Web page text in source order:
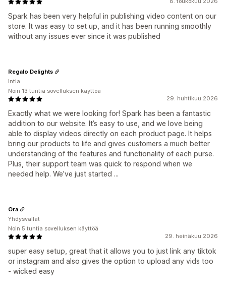
Spark has been very helpful in publishing video content on our
store. It was easy to set up, and it has been running smoothly
without any issues ever since it was published
29. huhtikuu 2026
Exactly what we were looking for! Spark has been a fantastic
addition to our website. It’s easy to use, and we love being
able to display videos directly on each product page. It helps
bring our products to life and gives customers a much better
understanding of the features and functionality of each purse.
Plus, their support team was quick to respond when we
needed help. We’ve just started ...
Regalo Delights
Intia
Noin 13 tuntia sovelluksen käyttöä
29. heinäkuu 2026
super easy setup, great that it allows you to just link any tiktok
or instagram and also gives the option to upload any vids too
- wicked easy
Ora
Yhdysvallat
Noin 5 tuntia sovelluksen käyttöä